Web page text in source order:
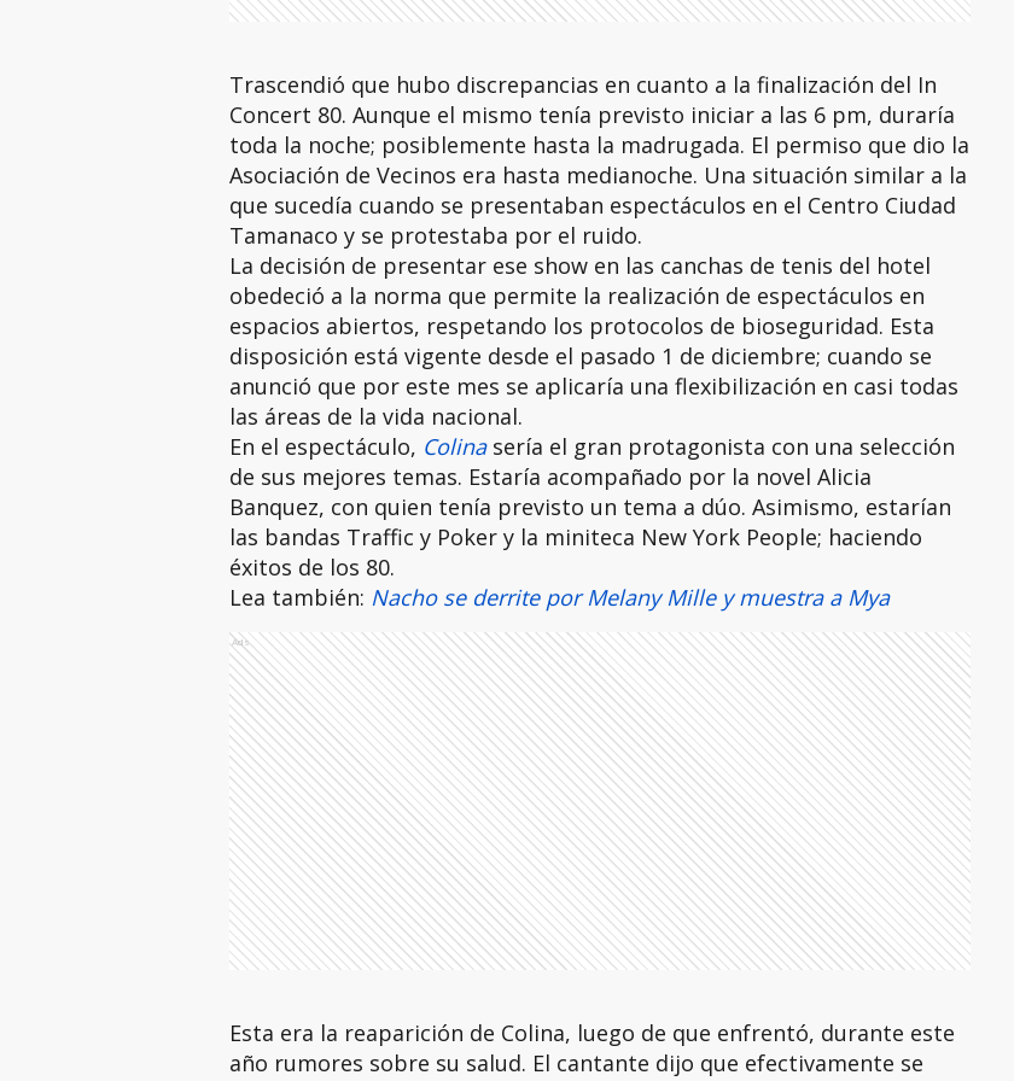
Trascendió que hubo discrepancias en cuanto a la finalización del In
Concert 80. Aunque el mismo tenía previsto iniciar a las 6 pm, duraría
toda la noche; posiblemente hasta la madrugada. El permiso que dio la
Asociación de Vecinos era hasta medianoche. Una situación similar a la
que sucedía cuando se presentaban espectáculos en el Centro Ciudad
Tamanaco y se protestaba por el ruido.
La decisión de presentar ese show en las canchas de tenis del hotel
obedeció a la norma que permite la realización de espectáculos en
espacios abiertos, respetando los protocolos de bioseguridad. Esta
disposición está vigente desde el pasado 1 de diciembre; cuando se
anunció que por este mes se aplicaría una flexibilización en casi todas
las áreas de la vida nacional.
En el espectáculo, Colina sería el gran protagonista con una selección
de sus mejores temas. Estaría acompañado por la novel Alicia
Banquez, con quien tenía previsto un tema a dúo. Asimismo, estarían
las bandas Traffic y Poker y la miniteca New York People; haciendo
éxitos de los 80.
Lea también: Nacho se derrite por Melany Mille y muestra a Mya
Ads
Esta era la reaparición de Colina, luego de que enfrentó, durante este
año rumores sobre su salud. El cantante dijo que efectivamente se